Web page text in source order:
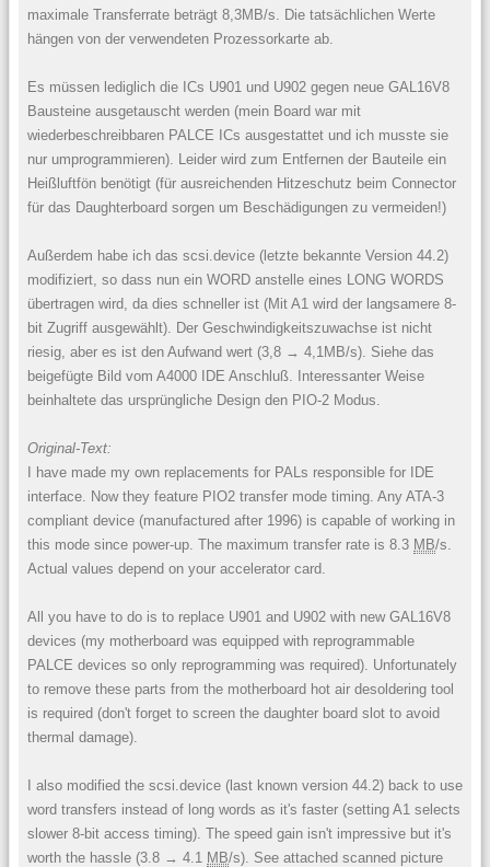
maximale Transferrate beträgt 8,3MB/s. Die tatsächlichen Werte
hängen von der verwendeten Prozessorkarte ab.
Es müssen lediglich die ICs U901 und U902 gegen neue GAL16V8
Bausteine ausgetauscht werden (mein Board war mit
wiederbeschreibbaren PALCE ICs ausgestattet und ich musste sie
nur umprogrammieren). Leider wird zum Entfernen der Bauteile ein
Heißluftfön benötigt (für ausreichenden Hitzeschutz beim Connector
für das Daughterboard sorgen um Beschädigungen zu vermeiden!)
Außerdem habe ich das scsi.device (letzte bekannte Version 44.2)
modifiziert, so dass nun ein WORD anstelle eines LONG WORDS
übertragen wird, da dies schneller ist (Mit A1 wird der langsamere 8-
bit Zugriff ausgewählt). Der Geschwindigkeitszuwachse ist nicht
riesig, aber es ist den Aufwand wert (3,8 → 4,1MB/s). Siehe das
beigefügte Bild vom A4000 IDE Anschluß. Interessanter Weise
beinhaltete das ursprüngliche Design den PIO-2 Modus.
Original-Text:
I have made my own replacements for PALs responsible for IDE
interface. Now they feature PIO2 transfer mode timing. Any ATA-3
compliant device (manufactured after 1996) is capable of working in
this mode since power-up. The maximum transfer rate is 8.3 MB/s.
Actual values depend on your accelerator card.
All you have to do is to replace U901 and U902 with new GAL16V8
devices (my motherboard was equipped with reprogrammable
PALCE devices so only reprogramming was required). Unfortunately
to remove these parts from the motherboard hot air desoldering tool
is required (don't forget to screen the daughter board slot to avoid
thermal damage).
I also modified the scsi.device (last known version 44.2) back to use
word transfers instead of long words as it's faster (setting A1 selects
slower 8-bit access timing). The speed gain isn't impressive but it's
worth the hassle (3.8 → 4.1 MB/s). See attached scanned picture